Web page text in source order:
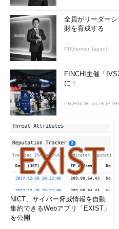
全員がリーダー
財を育成する
PR(dentsu Japan)
FINCHI主催「
に！
PR(FINCHI on
NICT、サイバー脅威情報を自動
集約できるWebアプリ「EXIST」
を公開